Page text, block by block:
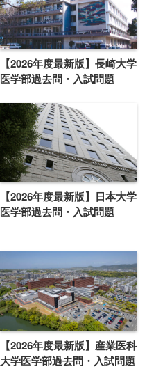
【2026年度最新版】長崎大学
医学部過去問・入試問題
【2026年度最新版】日本大学
医学部過去問・入試問題
【2026年度最新版】産業医科
大学医学部過去問・入試問題